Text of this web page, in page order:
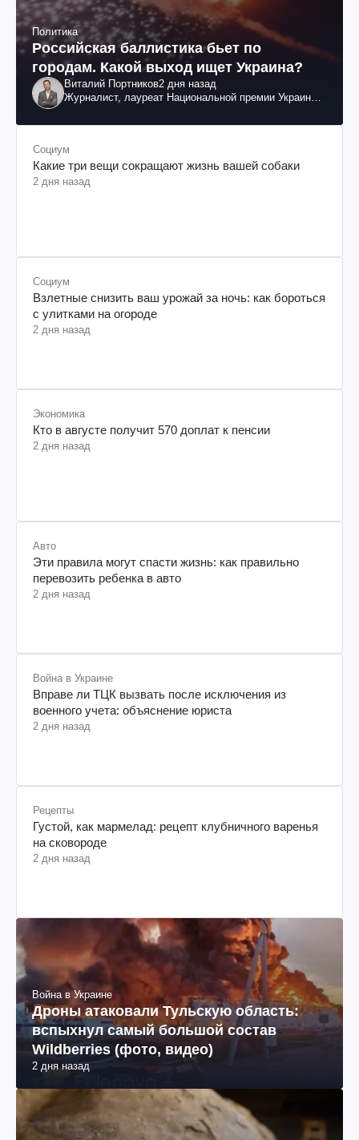
Политика
Российская баллистика бьет по
городам. Какой выход ищет Украина?
Виталий Портников2 дня назад
Журналист, лауреат Национальной премии Украины
Социум
Какие три вещи сокращают жизнь вашей собаки
2 дня назад
Социум
Взлетные снизить ваш урожай за ночь: как бороться
с улитками на огороде
2 дня назад
Экономика
Кто в августе получит 570 доплат к пенсии
2 дня назад
Авто
Эти правила могут спасти жизнь: как правильно
перевозить ребенка в авто
2 дня назад
Война в Украине
Вправе ли ТЦК вызвать после исключения из
военного учета: объяснение юриста
2 дня назад
Рецепты
Густой, как мармелад: рецепт клубничного варенья
на сковороде
2 дня назад
Война в Украине
Дроны атаковали Тульскую область:
вспыхнул самый большой состав
Wildberries (фото, видео)
2 дня назад